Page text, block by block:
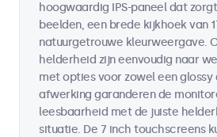
hoogwaardig IPS-paneel dat
beelden, een brede kijkhoek van
natuurgetrouwe kleurweergave.
helderheid zijn eenvoudig naar
met opties voor zowel een glossy
afwerking garanderen de
leesbaarheid met de juiste
situatie. De 7 inch touchscreens